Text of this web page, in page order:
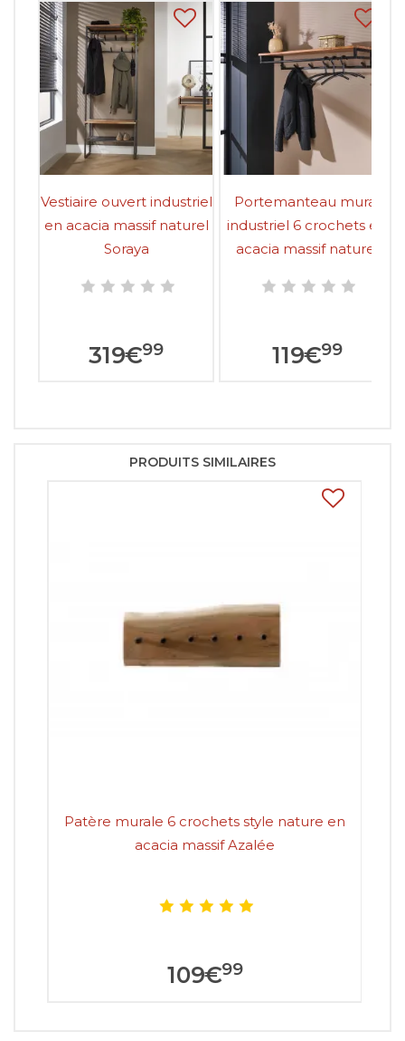
Vestiaire ouvert industriel
en acacia massif naturel
Soraya
319€99
Portemanteau mural
industriel 6 crochets en
acacia massif naturel
119€99
PRODUITS SIMILAIRES
Patère murale 6 crochets style nature en
acacia massif Azalée
109€99